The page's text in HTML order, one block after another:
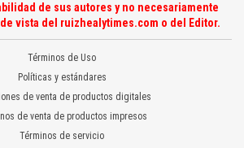
de sus autores y no necesariamente
vista del ruizhealytimes.com o del Editor.
Términos de Uso
Políticas y estándares
de venta de productos digitales
de venta de productos impresos
Términos de servicio